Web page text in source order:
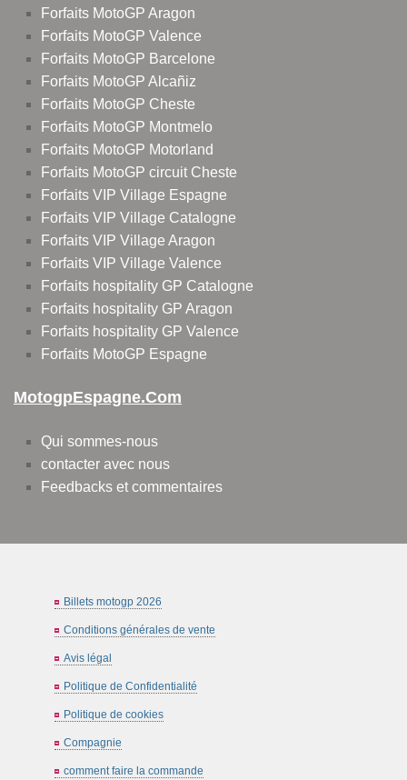
Forfaits MotoGP Aragon
Forfaits MotoGP Valence
Forfaits MotoGP Barcelone
Forfaits MotoGP Alcañiz
Forfaits MotoGP Cheste
Forfaits MotoGP Montmelo
Forfaits MotoGP Motorland
Forfaits MotoGP circuit Cheste
Forfaits VIP Village Espagne
Forfaits VIP Village Catalogne
Forfaits VIP Village Aragon
Forfaits VIP Village Valence
Forfaits hospitality GP Catalogne
Forfaits hospitality GP Aragon
Forfaits hospitality GP Valence
Forfaits MotoGP Espagne
MotogpEspagne.com
Qui sommes-nous
contacter avec nous
Feedbacks et commentaires
Billets motogp 2026
Conditions générales de vente
Avis légal
Politique de Confidentialité
Politique de cookies
Compagnie
comment faire la commande